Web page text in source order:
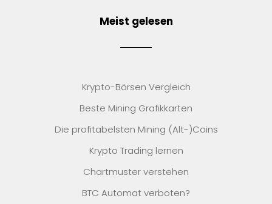
Meist gelesen
Krypto-Börsen Vergleich
Beste Mining Grafikkarten
Die profitabelsten Mining (Alt-)Coins
Krypto Trading lernen
Chartmuster verstehen
BTC Automat verboten?